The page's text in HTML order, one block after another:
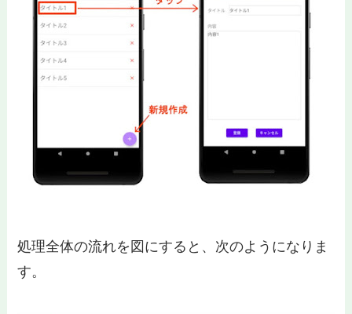
処理全体の流れを図にすると、次のようになりま
す。